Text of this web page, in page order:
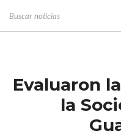
Evaluaron
la